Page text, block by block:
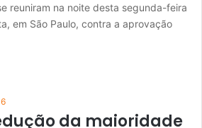
reuniram na noite desta segunda-feira
em São Paulo, contra a aprovação
da maioridade